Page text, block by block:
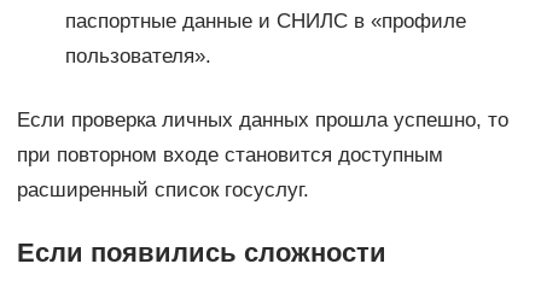
паспортные данные и СНИЛС в «профиле
пользователя».
Если проверка личных данных прошла успешно, то
при повторном входе становится доступным
расширенный список госуслуг.
Если появились сложности